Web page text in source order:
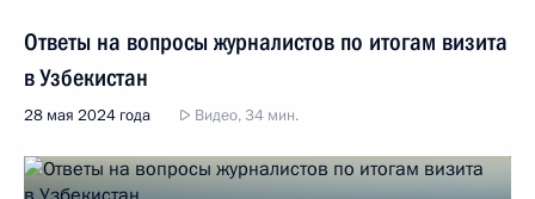
Ответы на вопросы журналистов по итогам визита
в Узбекистан
28 мая 2024 года Видео, 34 мин.